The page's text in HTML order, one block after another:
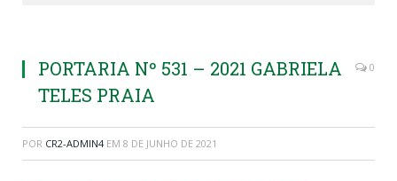
PORTARIA Nº 531 – 2021 GABRIELA
TELES PRAIA
0
POR CR2-ADMIN4 EM 8 DE JUNHO DE 2021